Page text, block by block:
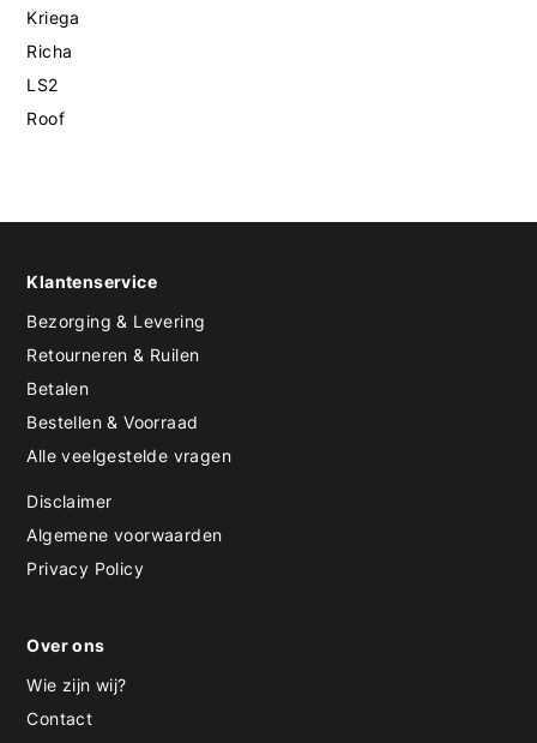
Kriega
Richa
LS2
Roof
Klantenservice
Bezorging & Levering
Retourneren & Ruilen
Betalen
Bestellen & Voorraad
Alle veelgestelde vragen
Disclaimer
Algemene voorwaarden
Privacy Policy
Over ons
Wie zijn wij?
Contact